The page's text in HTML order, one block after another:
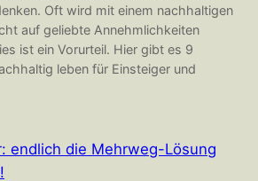
Oft wird mit einem nachhaltigen
auf geliebte Annehmlichkeiten
ist ein Vorurteil. Hier gibt es 9
leben für Einsteiger und